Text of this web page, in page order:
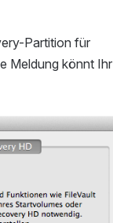
Partition für
Meldung könnt Ihr